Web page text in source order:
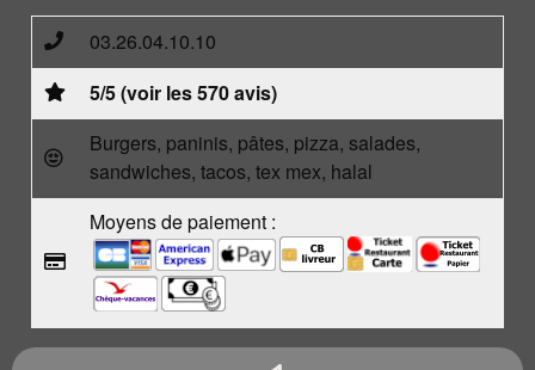
03.26.04.10.10
5/5 (voir les 570 avis)
Burgers, paninis, pâtes, pizza, salades,
sandwiches, tacos, tex mex, halal
Moyens de paiement :